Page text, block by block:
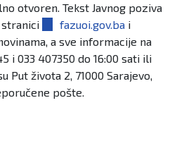
otvoren. Tekst Javnog poziva
stranici
fazuoi.gov.ba i
a sve informacije na
i 033 407350 do 16:00 sati ili
Put života 2, 71000 Sarajevo,
pošte.